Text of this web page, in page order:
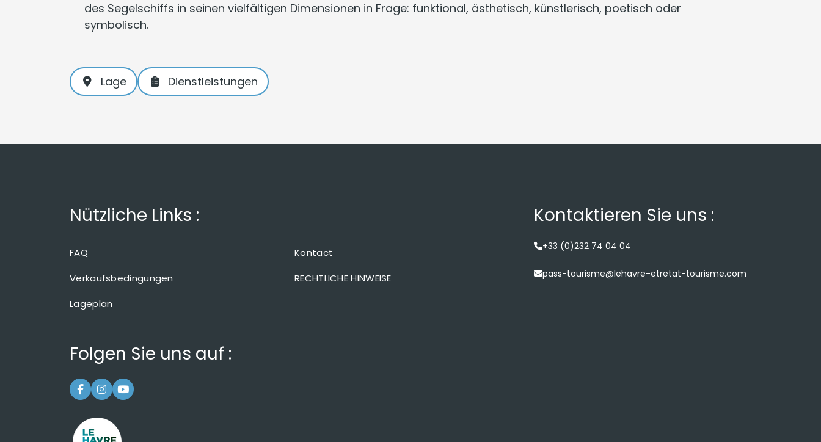
des Segelschiffs in seinen vielfältigen Dimensionen in Frage: funktional, ästhetisch, künstlerisch, poetisch oder
symbolisch.
Lage Dienstleistungen
Nützliche Links :
FAQ
Kontact
Verkaufsbedingungen
RECHTLICHE HINWEISE
Lageplan
Kontaktieren Sie uns :
+33 (0)232 74 04 04
pass-tourisme@lehavre-etretat-tourisme.com
Folgen Sie uns auf :